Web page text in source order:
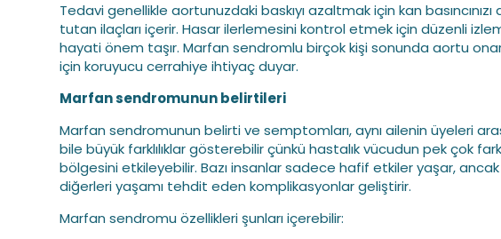
Tedavi genellikle aortunuzdaki baskıyı azaltmak için kan basıncınızı
tutan ilaçları içerir. Hasar ilerlemesini kontrol etmek için düzenli
hayati önem taşır. Marfan sendromlu birçok kişi sonunda aortu
için koruyucu cerrahiye ihtiyaç duyar.
Marfan sendromunun belirtileri
Marfan sendromunun belirti ve semptomları, aynı ailenin üyeleri
bile büyük farklılıklar gösterebilir çünkü hastalık vücudun pek çok
bölgesini etkileyebilir. Bazı insanlar sadece hafif etkiler yaşar, ancak
diğerleri yaşamı tehdit eden komplikasyonlar geliştirir.
Marfan sendromu özellikleri şunları içerebilir: